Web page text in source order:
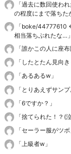
「過去に数回使わ
の程度にまで落ちた
「boke/44777610
相当落ちぶれたな… 」
「誰かこの人に座布
「 したとたん見向
「あるあるw 」
「 とりあえずサン
「6ですか？ 」
「捨てられた！？(
「セーラー服がツボ
「上級者w 」